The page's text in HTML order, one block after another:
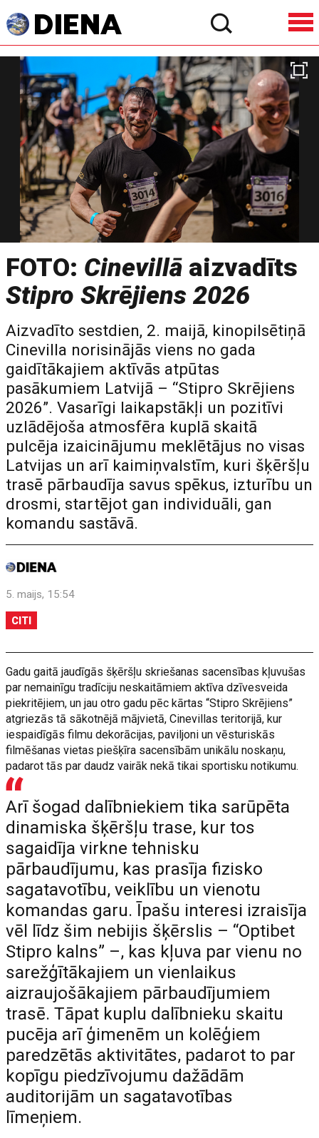
FOTO: Cinevillā aizvadīts
Stipro Skrējiens 2026
Aizvadīto sestdien, 2. maijā, kinopilsētiņā
Cinevilla norisinājās viens no gada
gaidītākajiem aktīvās atpūtas
pasākumiem Latvijā – “Stipro Skrējiens
2026”. Vasarīgi laikapstākļi un pozitīvi
uzlādējoša atmosfēra kuplā skaitā
pulcēja izaicinājumu meklētājus no visas
Latvijas un arī kaimiņvalstīm, kuri šķēršļu
trasē pārbaudīja savus spēkus, izturību un
drosmi, startējot gan individuāli, gan
komandu sastāvā.
5. maijs, 15:54
CITI
Gadu gaitā jaudīgās šķēršļu skriešanas sacensības kļuvušas
par nemainīgu tradīciju neskaitāmiem aktīva dzīvesveida
piekritējiem, un jau otro gadu pēc kārtas “Stipro Skrējiens”
atgriezās tā sākotnējā mājvietā, Cinevillas teritorijā, kur
iespaidīgās filmu dekorācijas, paviljoni un vēsturiskās
filmēšanas vietas piešķīra sacensībām unikālu noskaņu,
padarot tās par daudz vairāk nekā tikai sportisku notikumu.
Arī šogad dalībniekiem tika sarūpēta
dinamiska šķēršļu trase, kur tos
sagaidīja virkne tehnisku
pārbaudījumu, kas prasīja fizisko
sagatavotību, veiklību un vienotu
komandas garu. Īpašu interesi izraisīja
vēl līdz šim nebijis šķērslis – “Optibet
Stipro kalns” –, kas kļuva par vienu no
sarežģītākajiem un vienlaikus
aizraujošākajiem pārbaudījumiem
trasē. Tāpat kuplu dalībnieku skaitu
pucēja arī ģimenēm un kolēģiem
paredzētās aktivitātes, padarot to par
kopīgu piedzīvojumu dažādām
auditorijām un sagatavotības
līmeņiem.